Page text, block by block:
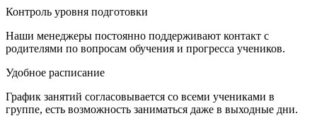
Контроль уровня подготовки
Наши менеджеры постоянно поддерживают контакт с
родителями по вопросам обучения и прогресса учеников.
Удобное расписание
График занятий согласовывается со всеми учениками в
группе, есть возможность заниматься даже в выходные дни.